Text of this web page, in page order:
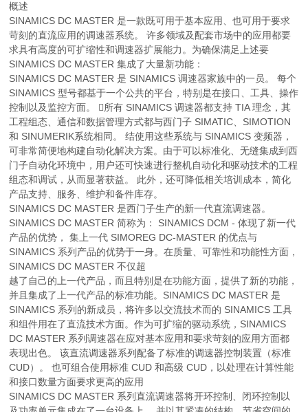
概述
SINAMICS DC MASTER 是一款既可用于基本应用、也可用于要求
苛刻的直流应用的调速器系统。 许多领域及配套市场中的应用都要
求具有高度的可扩缩性和调速器扩展能力。为确保满足上述要
SINAMICS DC MASTER 集成了大量新功能：
SINAMICS DC MASTER 是 SINAMICS 调速器家族中的一员。 每个
SINAMICS 型号都基于一个公共的平台，特别是在接口、工具、操作
控制以及监控方面。 所有 SINAMICS 调速器都支持 TIA 理念，其
工程组态、通信和数据管理方式都与西门子 SIMATIC、SIMOTION
和 SINUMERIK系统相同。 结使用这些系统与 SINAMICS 变频器，
可非常简便地构建自动化解决方案。由于可以标准化、无缝集成到西
门子自动化环境中，用户还可快速进行整机自动化和驱动技术的工程
组态和调试，从而显著获益。 此外，还可降低相关培训成本，简化
产品支持、服务、维护和备件库存。
SINAMICS DC MASTER 是西门子生产的新一代直流调速器。
SINAMICS DC MASTER 简称为： SINAMICS DCM - 体现了新一代
产品的优势， 集上一代 SIMOREG DC-MASTER 的优点与
SINAMICS 系列产品的优势于一身。在质量、可靠性和功能性方面，
SINAMICS DC MASTER 不仅超
越了自己的上一代产品，而且特别是在功能方面，提供了新的功能，
并且集成了上一代产品的标准功能。SINAMICS DC MASTER 是
SINAMICS 系列的新成员，将许多以交流技术而的 SINAMICS 工具
和组件用在了直流技术方面。作为可扩缩的驱动系统，SINAMICS
DC MASTER 系列调速器在应对基本应用和要求苛刻的应用方面都
表现出色。 该直流调速器系列配备了标准的调速器控制装置（标准
CUD）。 也可组合使用标准 CUD 和高级 CUD，以处理在计算性能
和接口数量方面要求更高的应用
SINAMICS DC MASTER 系列直流调速器将开环控制、闭环控制以